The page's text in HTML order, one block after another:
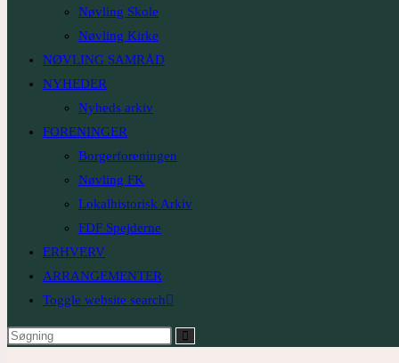
Nøvling Skole
Nøvling Kirke
NØVLING SAMRÅD
NYHEDER
Nyheds arkiv
FORENINGER
Borgerforeningen
Nøvling FK
Lokalhistorisk Arkiv
FDF Spejderne
ERHVERV
ARRANGEMENTER
Toggle website search